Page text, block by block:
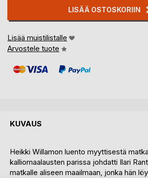
LISÄÄ OSTOSKORIIN
Lisää muistilistalle
Arvostele tuote
KUVAUS
Heikki Willamon luento myyttisestä
kalliomaalausten parissa johdatti Ilari
matkalle aliseen maailmaan, jonka hän